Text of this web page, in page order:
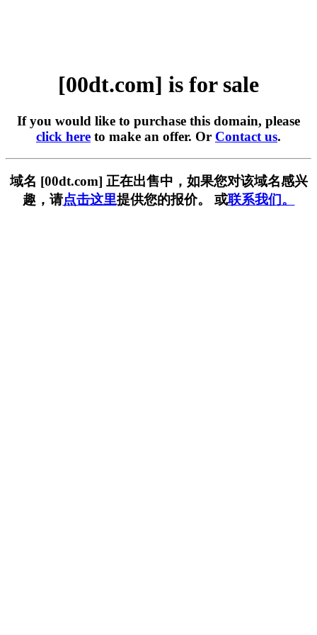
[00dt.com] is for sale
If you would like to purchase this domain, please
click here to make an offer. Or Contact us.
域名 [00dt.com] 正在出售中，如果您对该域名感兴
趣，请点击这里提供您的报价。 或联系我们。